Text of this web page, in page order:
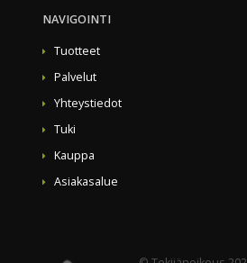
NAVIGOINTI
Tuotteet
Palvelut
Yhteystiedot
Tuki
Kauppa
Asiakasalue